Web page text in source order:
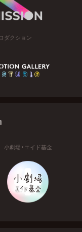
ダクション
小劇場・エイド基金